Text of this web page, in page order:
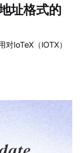
址格式的
IoTeX（IOTX）